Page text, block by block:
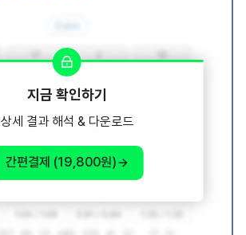
지금 확인하기
상세 결과 해석 & 다운로드
간편결제 (19,800원)